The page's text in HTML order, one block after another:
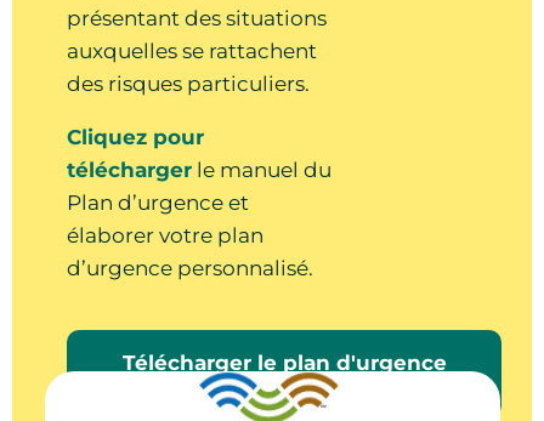
10:00am - 03:00pm ● Comté : Oxford ●
Norwich Ontario
07
Oct
Atelier de (PAE) plan
agroenvironnemental (Jour 1)
Atelier
To be determined, Mount
Forest, Ontario
présentant des situations
auxquelles se rattachent
des risques particuliers.
Cliquez pour
télécharger le manuel du
Plan d’urgence et
élaborer votre plan
d’urgence personnalisé.
Télécharger le plan d'urgence
PAE